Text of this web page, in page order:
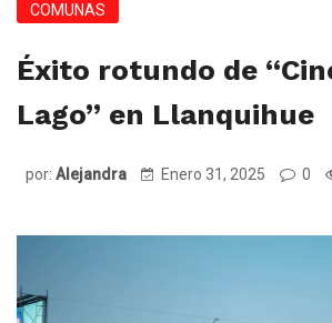
COMUNAS
Éxito rotundo de
Lago” en Llanquihue
por: Alejandra Enero 31, 2025 0